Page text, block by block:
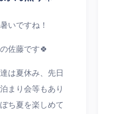
いですね！
佐藤です🍀
は夏休み、先日
まり会等もあり
ち夏を楽しめて